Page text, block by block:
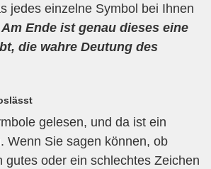
jedes einzelne Symbol bei Ihnen
Am Ende ist genau dieses eine
die wahre Deutung des
gelesen, und da ist ein
Wenn Sie sagen können, ob
gutes oder ein schlechtes Zeichen